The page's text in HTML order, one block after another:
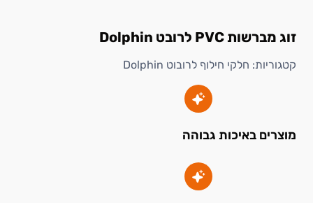
זוג מברשות PVC לרובט Dolphin
קטגוריות: חלקי חילוף לרובוט Dolphin
מוצרים באיכות גבוהה